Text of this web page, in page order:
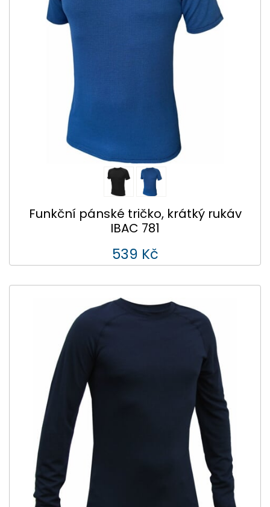
Funkční pánské tričko, krátký rukáv
IBAC 781
539 Kč